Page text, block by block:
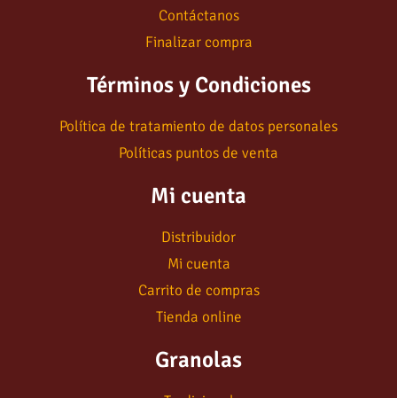
Contáctanos
Finalizar compra
Términos y Condiciones
Política de tratamiento de datos personales
Políticas puntos de venta
Mi cuenta
Distribuidor
Mi cuenta
Carrito de compras
Tienda online
Granolas